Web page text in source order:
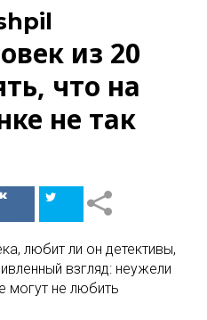
из 20
что на
не так
Поделиться
любит ли он детективы,
взгляд: неужели
могут не любить